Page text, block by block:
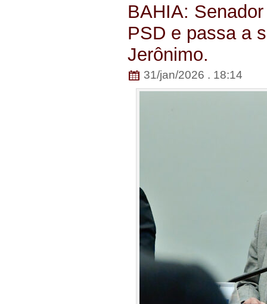
BAHIA:
PSD e passa a
Jerônimo.
31/jan/2026 . 18:14